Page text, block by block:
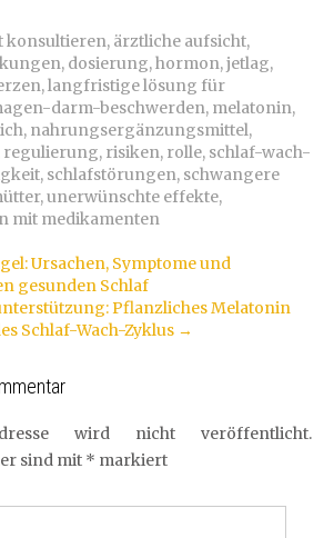
konsultieren, ärztliche aufsicht,
, dosierung,hormon,jetlag,
,langfristige lösung für
darm-beschwerden, melatonin,
, nahrungsergänzungsmittel,
regulierung, risiken, rolle, schlaf-wach-
, schlafstörungen, schwangere
,unerwünschte effekte,
mit medikamenten
Ursachen, Symptome und
gesunden Schlaf
Pflanzliches Melatonin
Schlaf-Wach-Zyklus →
wird nicht veröffentlicht.
sind mit * markiert